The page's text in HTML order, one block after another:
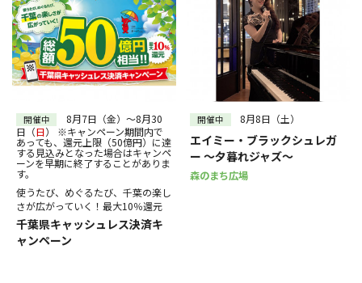
全件表示
9
11 12 13 14
15
16
17 18 19 20 21
22
23
24 25 26 27 28
29
30
31
絞り込む
開催中
8月7日（金）～8月30
日（日） ※キャンペーン期間内で
あっても、還元上限（50億円）に達
する見込みとなった場合はキャンペ
ーンを早期に終了することがありま
す。
使うたび、めぐるたび、千葉の楽し
さが広がっていく！最大10％還元
千葉県キャッシュレス決済キ
ャンペーン
開催中 8月8日（土）
エイミー・ブラックシュレガ
ー ～夕暮れジャズ～
森のまち広場